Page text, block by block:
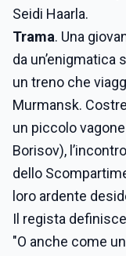
Seidi Haarla.
Trama. Una
da un’enigmatica
un treno che
Murmansk.
un piccolo
Borisov),
dello
loro ardente
Il regista
"O anche come